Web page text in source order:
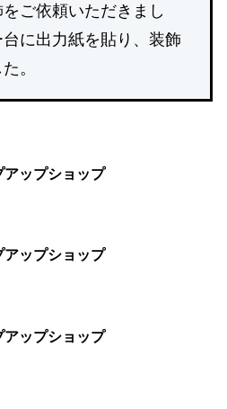
ご依頼いただきまし
に出力紙を貼り、装飾
。
アップショップ
アップショップ
アップショップ